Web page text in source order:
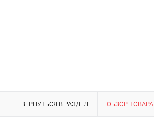
ВЕРНУТЬСЯ В РАЗДЕЛ ОБЗОР ТОВАРА